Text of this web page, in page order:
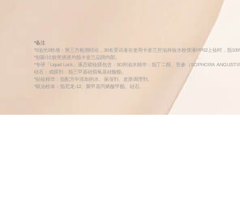
*备注
*0油光0粉感：第三方检测结论，30名受试者在使用卡姿兰控油持妆水粉饼液PP02上妆时，指
*创新/比较类描述均指卡姿兰品牌内部。
*专研「Liquid Lock」液态锁妆膜包含：5D抑油水精华：指丁二醇、苦参（SOPHORA
硅石；成膜剂：指三甲基硅烷氧基硅酸酯。
*贴妆精华：指配方中添加的水、保湿剂、皮肤调理剂。
*吸油粉体：指尼龙-12、聚甲基丙烯酸甲酯、硅石。